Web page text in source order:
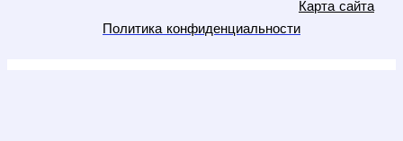
Карта сайта
Политика конфиденциальности